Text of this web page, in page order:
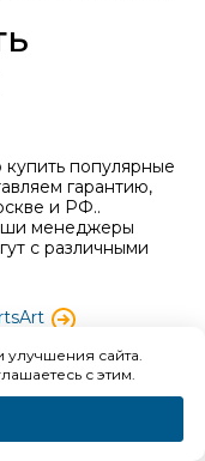
популярные
гарантию,
и РФ..
менеджеры
с различными
улучшения сайта.
с этим.